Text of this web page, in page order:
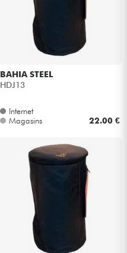
BAHIA STEEL
HDJ13
Internet
Magasins
22.00 €